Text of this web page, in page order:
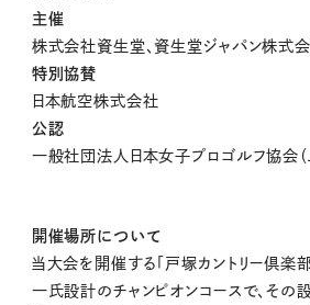
主催
株式会社資生堂、資生堂ジャパン株式
特別協賛
日本航空株式会社
公認
一般社団法人日本女子プロゴルフ協会（
開催場所について
当大会を開催する「戸塚カントリー倶楽
一氏設計のチャンピオンコースで､その